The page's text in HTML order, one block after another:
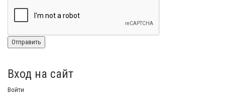
Вход на сайт
Войти